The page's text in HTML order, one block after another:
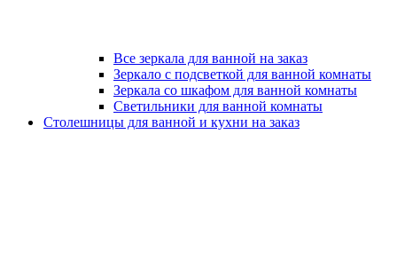
Все зеркала для ванной на заказ
Зеркало с подсветкой для ванной комнаты
Зеркала со шкафом для ванной комнаты
Светильники для ванной комнаты
Столешницы для ванной и кухни на заказ